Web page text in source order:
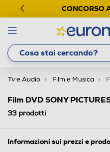
CONCORSO
Tv e Audio Film e Musica
Film DVD SONY
33prodotti
Informazioni sui prezzi e